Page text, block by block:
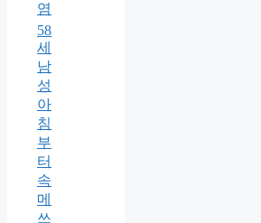
염
58
세
남
성
아
침
부
터
속
메
쓰